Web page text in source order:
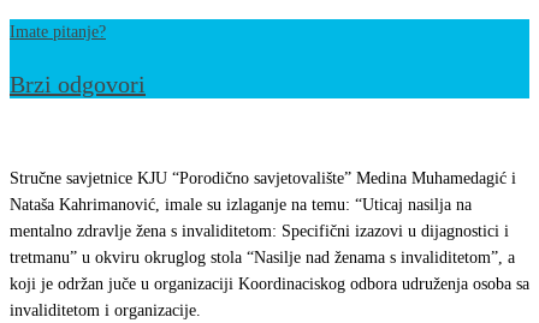
Imate pitanje?
Brzi odgovori
na
okruglom
stolu
“Nasilje
nad
Stručne savjetnice KJU “Porodično savjetovalište” Medina Muhamedagić i
Nataša Kahrimanović, imale su izlaganje na temu: “Uticaj nasilja na
mentalno zdravlje žena s invaliditetom: Specifični izazovi u dijagnostici i
tretmanu” u okviru okruglog stola “Nasilje nad ženama s invaliditetom”, a
koji je održan juče u organizaciji Koordinaciskog odbora udruženja osoba sa
invaliditetom i organizacije.